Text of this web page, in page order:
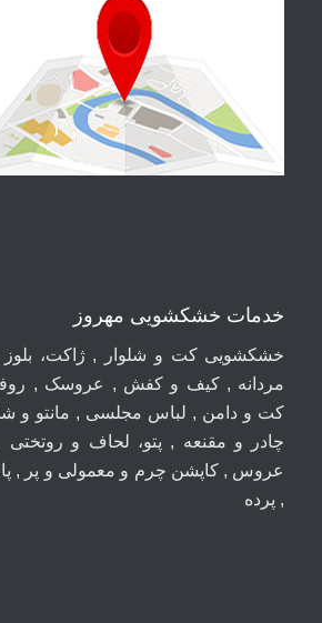
خدمات خشکشویی مهروز
خشکشویی کت و شلوار , ژاکت، بلوز
مردانه , کیف و کفش , عروسک ,
کت و دامن , لباس مجلسی , مانتو و
چادر و مقنعه , پتو، لحاف و
عروس , کاپشن چرم و معمولی و پر ,
, پرده